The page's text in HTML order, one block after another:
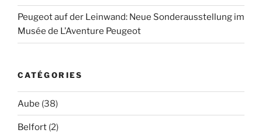
Peugeot auf der Leinwand: Neue Sonderausstellung im
Musée de L’Aventure Peugeot
CATÉGORIES
Aube (38)
Belfort (2)